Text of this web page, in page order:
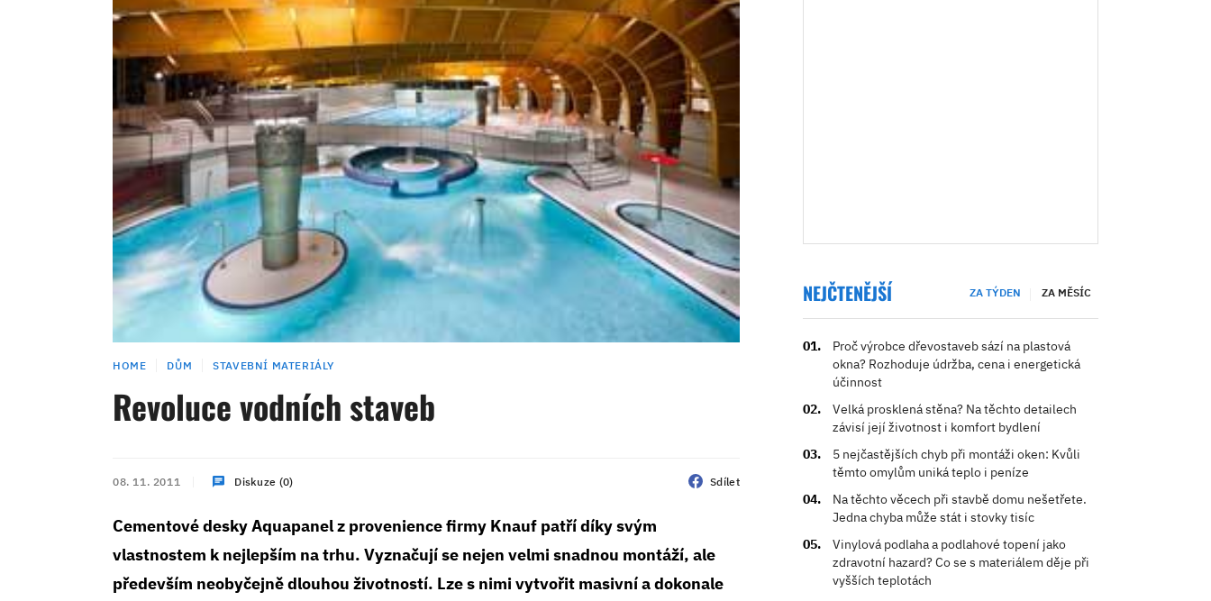
HOME DŮM STAVEBNÍ MATERIÁLY
Revoluce vodních staveb
08. 11. 2011 Diskuze (0) Sdílet
Cementové desky Aquapanel z provenience firmy Knauf patří díky svým
vlastnostem k nejlepším na trhu. Vyznačují se nejen velmi snadnou montáží, ale
především neobyčejně dlouhou životností. Lze s nimi vytvořit masivní a dokonale
NEJČTENĚJŠÍ ZA TÝDEN ZA MĚSÍC
Proč výrobce dřevostaveb sází na plastová
okna? Rozhoduje údržba, cena i energetická
účinnost
Velká prosklená stěna? Na těchto detailech
závisí její životnost i komfort bydlení
5 nejčastějších chyb při montáži oken: Kvůli
těmto omylům uniká teplo i peníze
Na těchto věcech při stavbě domu nešetřete.
Jedna chyba může stát i stovky tisíc
Vinylová podlaha a podlahové topení jako
zdravotní hazard? Co se s materiálem děje při
vyšších teplotách